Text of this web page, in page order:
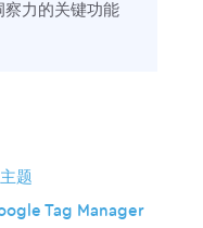
力的关键功能
题
Tag Manager